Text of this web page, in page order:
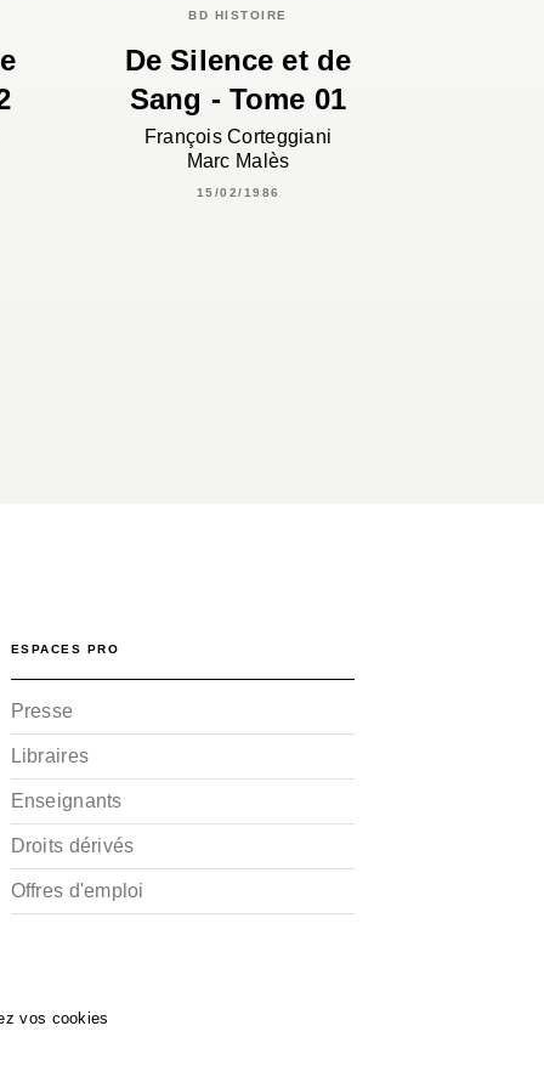
BD HISTOIRE
De Silence et de
Sang - Tome 01
François Corteggiani
Marc Malès
15/02/1986
ESPACES PRO
Presse
Libraires
Enseignants
Droits dérivés
Offres d'emploi
vos cookies